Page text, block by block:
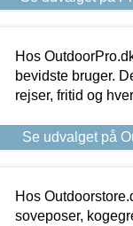
Hos
bevidste bruger.
rejser, fritid og
Se udvalget på
Hos
soveposer,